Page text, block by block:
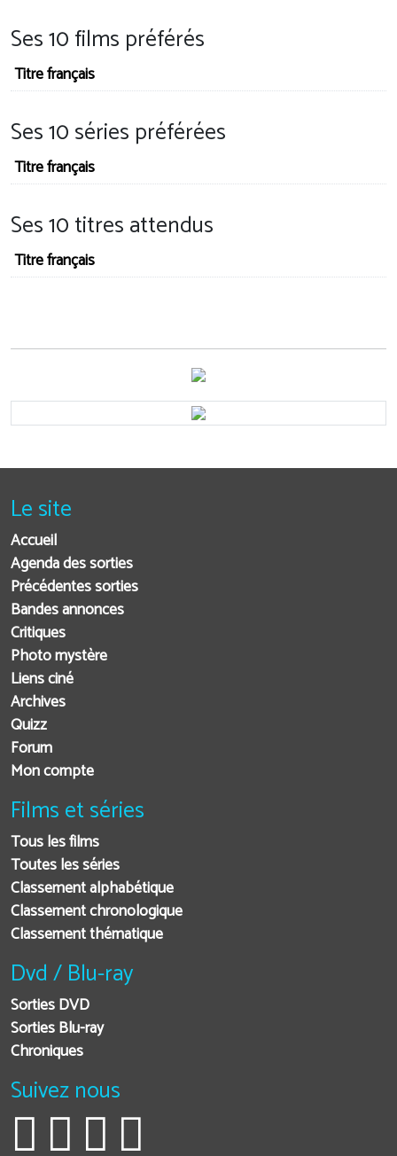
Ses 10 films préférés
Titre français
Ses 10 séries préférées
Titre français
Ses 10 titres attendus
Titre français
Le site
Accueil
Agenda des sorties
Précédentes sorties
Bandes annonces
Critiques
Photo mystère
Liens ciné
Archives
Quizz
Forum
Mon compte
Films et séries
Tous les films
Toutes les séries
Classement alphabétique
Classement chronologique
Classement thématique
Dvd / Blu-ray
Sorties DVD
Sorties Blu-ray
Chroniques
Suivez nous